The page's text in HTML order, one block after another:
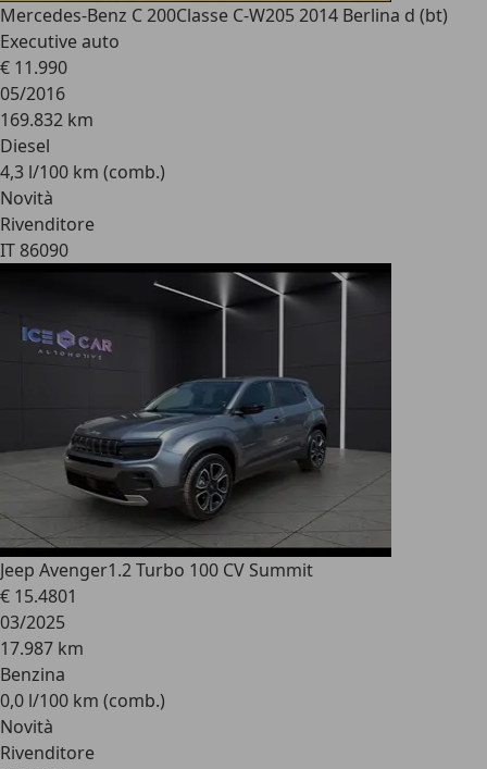
Mercedes-Benz C 200Classe C-W205 2014 Berlina d (bt)
Executive auto
€ 11.990
05/2016
169.832 km
Diesel
4,3 l/100 km (comb.)
Novità
Rivenditore
IT 86090
Jeep Avenger1.2 Turbo 100 CV Summit
€ 15.4801
03/2025
17.987 km
Benzina
0,0 l/100 km (comb.)
Novità
Rivenditore